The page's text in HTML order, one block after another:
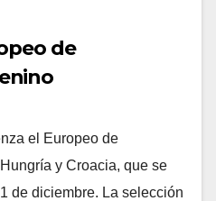
de
el Europeo de
y Croacia, que se
de diciembre. La selección